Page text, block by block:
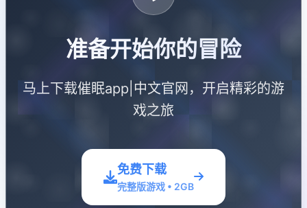
准备开始你的冒险
马上下载催眠app|中文官网，开启精彩的游
戏之旅
免费下载
完整版游戏 • 2GB